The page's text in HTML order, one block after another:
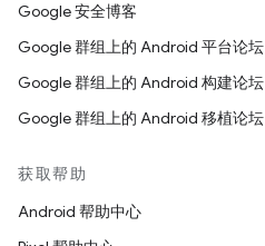
Google 安全博客
Google 群组上的 Android 平台论坛
Google 群组上的 Android 构建论坛
Google 群组上的 Android 移植论坛
获取帮助
Android 帮助中心